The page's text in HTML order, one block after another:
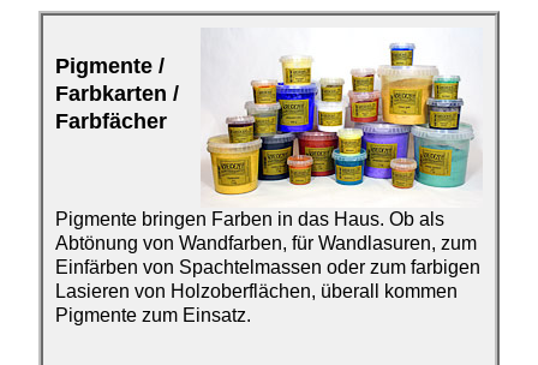
Pigmente /
Farbkarten /
Farbfächer
Pigmente bringen Farben in das Haus. Ob als
Abtönung von Wandfarben, für Wandlasuren, zum
Einfärben von Spachtelmassen oder zum farbigen
Lasieren von Holzoberflächen, überall kommen
Pigmente zum Einsatz.